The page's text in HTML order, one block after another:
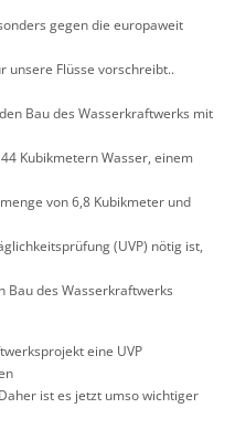
gegen die europaweit
unsere Flüsse vorschreibt..
Bau des Wasserkraftwerks mit
Kubikmetern Wasser, einem
von 6,8 Kubikmeter und
(UVP) nötig ist,
Bau des Wasserkraftwerks
eine UVP
ist es jetzt umso wichtiger